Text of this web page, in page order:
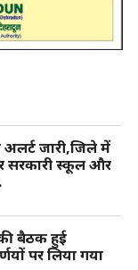
अलर्ट जारी,जिले में
सरकारी स्कूल और
बैठक हुई
पर लिया गया